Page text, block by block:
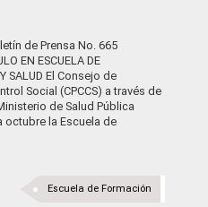
de Prensa No. 665
EN ESCUELA DE
SALUD El Consejo de
Social (CPCCS) a través de
de Salud Pública
octubre la Escuela de
Escuela de Formación